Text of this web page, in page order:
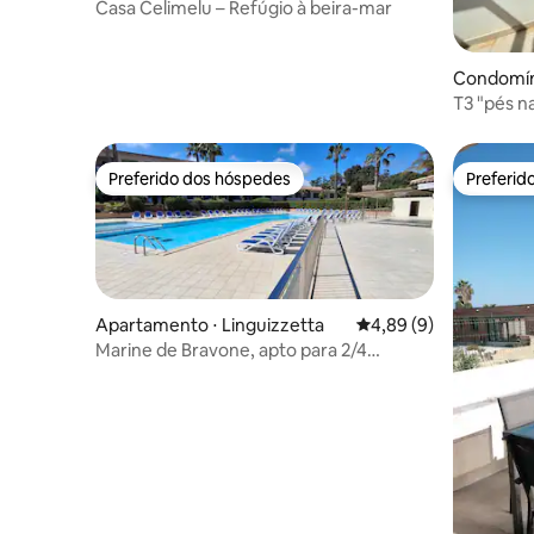
Casa Celimelu – Refúgio à beira-mar
T3 "pés
Preferido dos hóspedes
Preferido dos hóspedes
Apartamento ⋅ Linguizzetta 4,89 de uma
4,89 (9)
Marine de Bravone, apto para 2/4